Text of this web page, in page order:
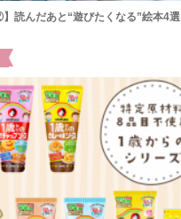
読んだあと“遊びたくなる”絵本4選